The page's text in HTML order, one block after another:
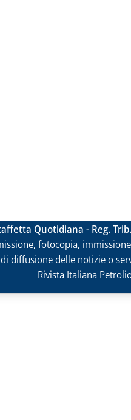
Quotidiana - Reg.
fotocopia,
diffusione delle notizie o
Rivista Italiana